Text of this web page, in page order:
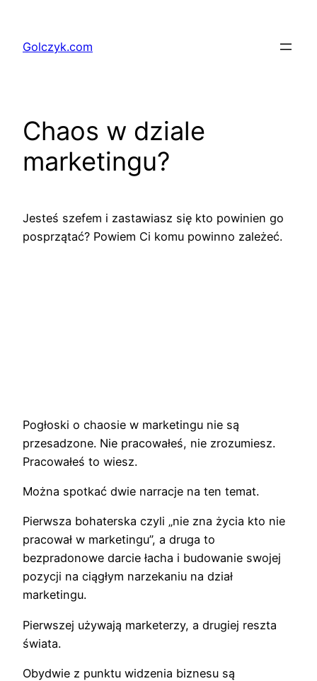
treściGolczyk.com
Chaos w dziale
marketingu?
Jesteś szefem i zastawiasz się kto powinien go
posprzątać? Powiem Ci komu powinno zależeć.
Pogłoski o chaosie w marketingu nie są
przesadzone. Nie pracowałeś, nie zrozumiesz.
Pracowałeś to wiesz.
Można spotkać dwie narracje na ten temat.
Pierwsza bohaterska czyli „nie zna życia kto nie
pracował w marketingu”, a druga to
bezpradonowe darcie łacha i budowanie swojej
pozycji na ciągłym narzekaniu na dział
marketingu.
Pierwszej używają marketerzy, a drugiej reszta
świata.
Obydwie z punktu widzenia biznesu są